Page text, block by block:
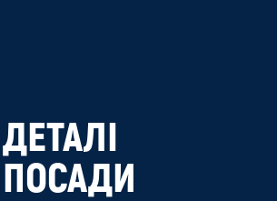
ДЕТАЛІ
ПОСАДИ